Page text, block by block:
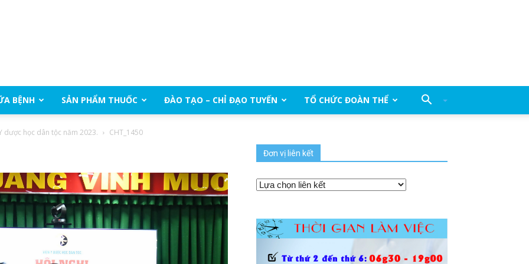
BỆNH SẢN PHẨM THUỐC ĐÀO TẠO – CHỈ ĐẠO TUYẾN TỔ CHỨC ĐOÀN THỂ
dược học dân tộc năm 2023. CHT_1450
Đơn vị liên kết